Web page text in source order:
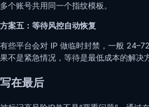
多个账号共用同一个指纹模板。
方案五：等待风控自动恢复
有些平台会对 IP 做临时封禁，一般
果不是紧急情况，等待是最低成本的解决
写在最后